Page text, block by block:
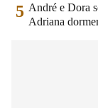
5 André e Dora
Adriana